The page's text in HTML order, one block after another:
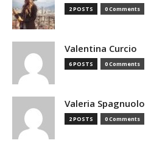
2 POSTS 0 Comments
Valentina Curcio
6 POSTS 0 Comments
Valeria Spagnuolo
2 POSTS 0 Comments